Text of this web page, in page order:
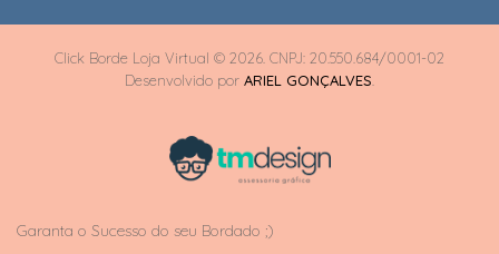
Click Borde Loja Virtual © 2026. CNPJ: 20.550.684/0001-02
Desenvolvido por ARIEL GONÇALVES.
Garanta o Sucesso do seu Bordado ;)